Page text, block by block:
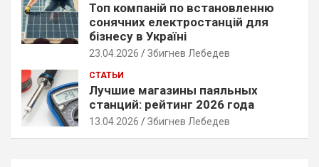
Топ компаній по встановленню
сонячних електростанцій для
бізнесу в Україні
23.04.2026 Збигнев Лебедев
СТАТЬИ
Лучшие магазины паяльных
станций: рейтинг 2026 года
13.04.2026 Збигнев Лебедев